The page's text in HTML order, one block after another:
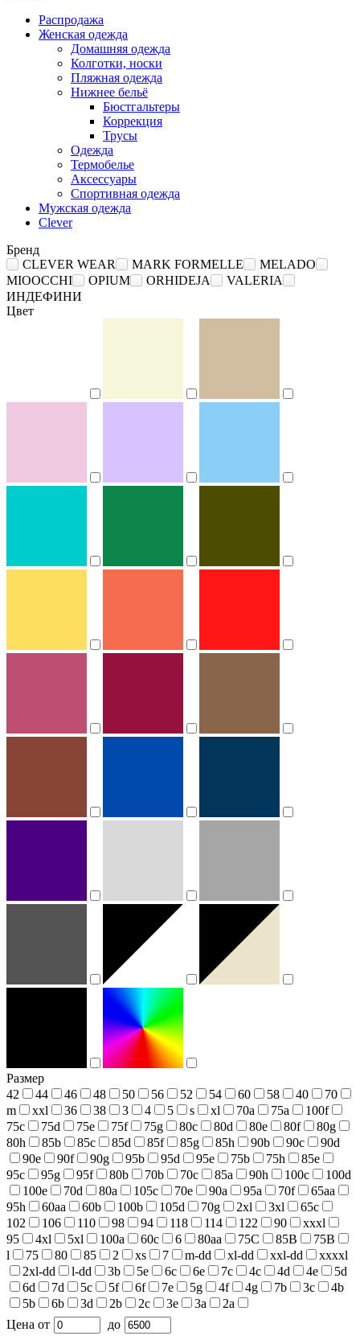
Распродажа
Женская одежда
Домашняя одежда
Колготки, носки
Пляжная одежда
Нижнее бельё
Бюстгальтеры
Коррекция
Трусы
Одежда
Термобелье
Аксессуары
Спортивная одежда
Мужская одежда
Clever
Бренд
CLEVER WEAR
MARK FORMELLE
MELADO
MIOOCCHI
OPIUM ORHIDEJA
VALERIA
ИНДЕФИНИ
Цвет
Размер
42
44 46 48 50 56 52 54 60 58 40
70
m
xxl 36 38 3 4 5 s xl 70a 75a
100f
75c
75d 75e 75f 75g 80c 80d 80e 80f
80g
80h
85b 85c 85d 85f 85g 85h 90b 90c
90d
90e
90f 90g 95b 95d 95e 75b 75h
85e
95c
95g 95f 80b 70b 70c 85a 90h 100c
100d
100e
70d 80a 105c 70e 90a 95a 70f
65aa
95h
60aa 60b 100b 105d 70g 2xl 3xl
65c
102
106 110 98 94 118 114 122 90
xxxl
95
4xl 5xl 100a 60c 6 80aa 75С 85В
75В
l
75 80 85 2 xs 7 m-dd xl-dd xxl-dd
xxxxl
2xl-dd
l-dd 3b 5e 6c 6e 7c 4c 4d 4e
5d
6d
7d 5c 5f 6f 7e 5g 4f 4g 7b 3c
4b
5b
6b 3d 2b 2c 3e 3a
2a
Цена от до